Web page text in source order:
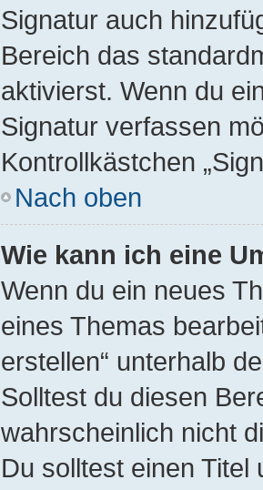
Signatur auch
Bereich das
aktivierst. Wenn du
Signatur verfassen
Kontrollkästchen
Nach oben
Wie kann ich eine
Wenn du ein neues
eines Themas
erstellen“ unterhalb
Solltest du diesen
wahrscheinlich nicht
Du solltest einen